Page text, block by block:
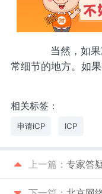
当然，如果
常细节的地方。如
相关标签：
申请ICP ICP
上一篇： 专家答